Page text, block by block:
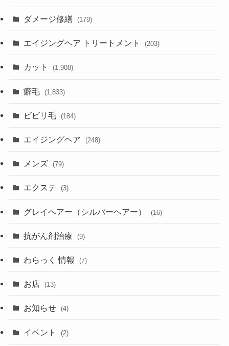
ダメージ修繕 (179)
エイジングヘア トリートメント (203)
カット (1,908)
癖毛 (1,833)
ビビリ毛 (184)
エイジングヘア (248)
メンズ (79)
エクステ (3)
グレイヘアー（シルバーヘアー） (16)
抗がん剤治療 (9)
わらっく 情報 (7)
お店 (13)
お知らせ (4)
イベント (2)